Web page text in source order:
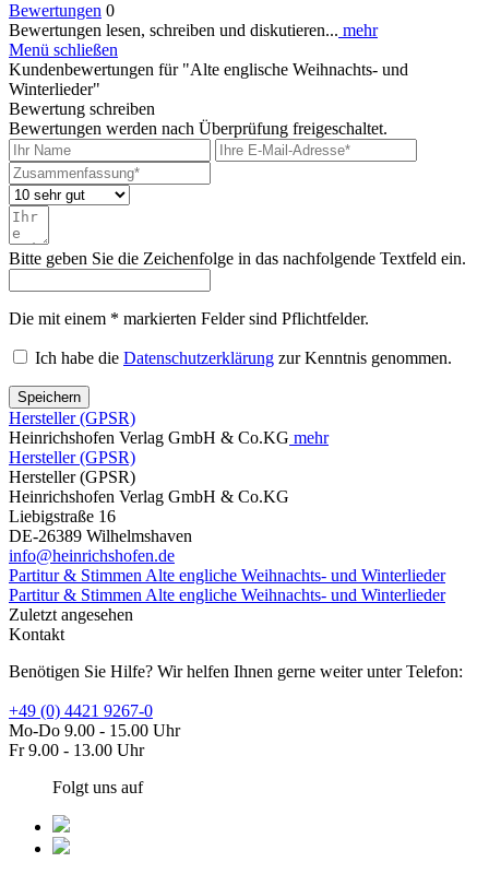
Bewertungen 0
Bewertungen lesen, schreiben und diskutieren... mehr
Menü schließen
Kundenbewertungen für "Alte englische Weihnachts- und
Winterlieder"
Bewertung schreiben
Bewertungen werden nach Überprüfung freigeschaltet.
Bitte geben Sie die Zeichenfolge in das nachfolgende Textfeld ein.
Die mit einem * markierten Felder sind Pflichtfelder.
Ich habe die Datenschutzerklärung zur Kenntnis genommen.
Speichern
Hersteller (GPSR)
Heinrichshofen Verlag GmbH & Co.KG mehr
Hersteller (GPSR)
Hersteller (GPSR)
Heinrichshofen Verlag GmbH & Co.KG
Liebigstraße 16
DE-26389 Wilhelmshaven
info@heinrichshofen.de
Partitur & Stimmen Alte engliche Weihnachts- und Winterlieder
Partitur & Stimmen Alte engliche Weihnachts- und Winterlieder
Zuletzt angesehen
Kontakt
Benötigen Sie Hilfe? Wir helfen Ihnen gerne weiter unter Telefon:
+49 (0) 4421 9267-0
Mo-Do 9.00 - 15.00 Uhr
Fr 9.00 - 13.00 Uhr
Folgt uns auf